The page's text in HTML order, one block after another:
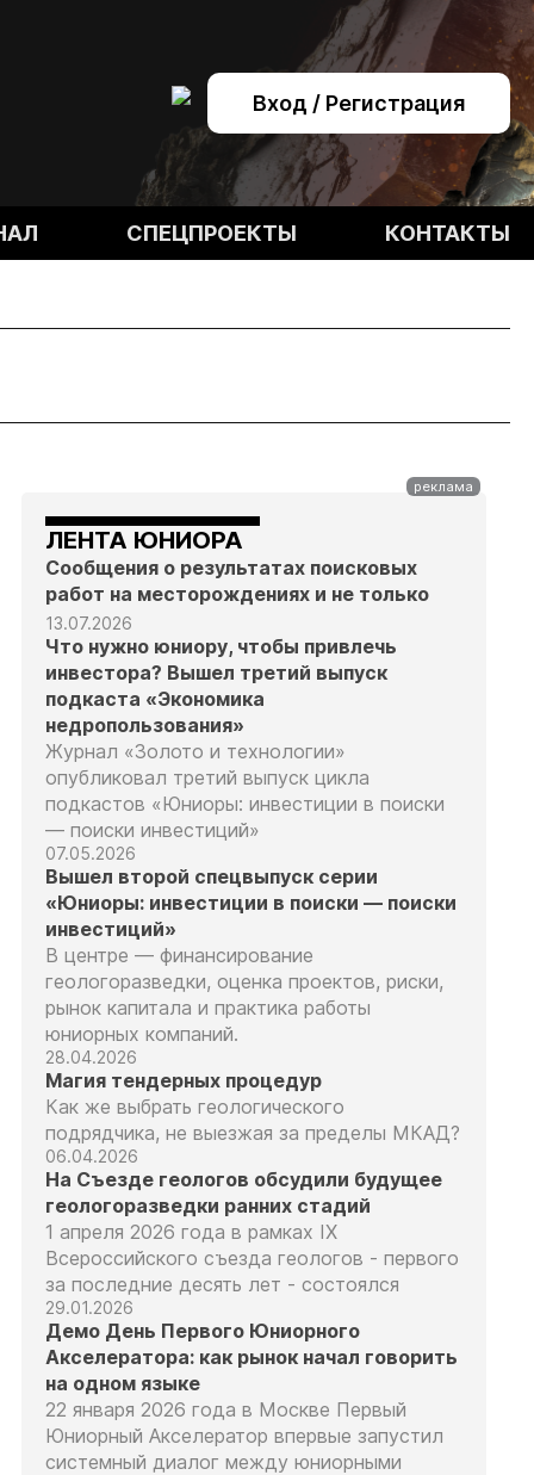
Вход / Регистрация
СПЕЦПРОЕКТЫ КОНТАКТЫ
ЛЕНТА ЮНИОРА
Сообщения о результатах поисковых
работ на месторождениях и не только
13.07.2026
Что нужно юниору, чтобы привлечь
инвестора? Вышел третий выпуск
подкаста «Экономика
недропользования»
Журнал «Золото и технологии»
опубликовал третий выпуск цикла
подкастов «Юниоры: инвестиции в поиски
— поиски инвестиций»
07.05.2026
Вышел второй спецвыпуск серии
«Юниоры: инвестиции в поиски — поиски
инвестиций»
В центре — финансирование
геологоразведки, оценка проектов, риски,
рынок капитала и практика работы
юниорных компаний.
28.04.2026
Магия тендерных процедур
Как же выбрать геологического
подрядчика, не выезжая за пределы МКАД?
06.04.2026
На Съезде геологов обсудили будущее
геологоразведки ранних стадий
1 апреля 2026 года в рамках IX
Всероссийского съезда геологов - первого
за последние десять лет - состоялся
29.01.2026
Демо День Первого Юниорного
Акселератора: как рынок начал говорить
на одном языке
22 января 2026 года в Москве Первый
Юниорный Акселератор впервые запустил
системный диалог между юниорными